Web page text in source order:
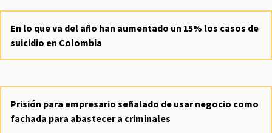
En lo que va del año han aumentado un 15% los casos de
suicidio en Colombia
Prisión para empresario señalado de usar negocio como
fachada para abastecer a criminales